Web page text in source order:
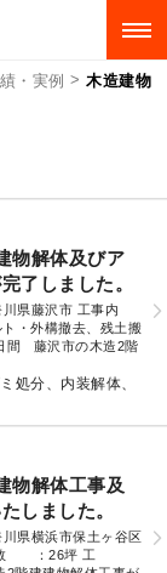
・実例 >木造建物
物解体及びア
了しました。
川県藤沢市 工事内
・外構撤去、残土搬
藤沢市の木造2階
処分、内装解体、
物解体工事及
しました。
県横浜市保土ヶ谷区
数 ：26坪 工